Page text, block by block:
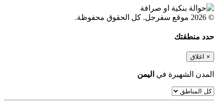
© 2026 موقع سفرجل. كل الحقوق محفوظة.
حدد منطقتك
× اغلاق
المدن الشهيرة في اليمن